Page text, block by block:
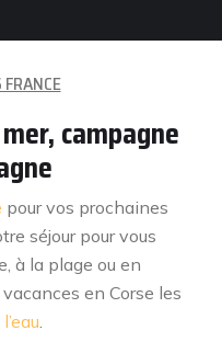
campagne
pour vos prochaines
séjour pour vous
à la plage ou en
en Corse les
.